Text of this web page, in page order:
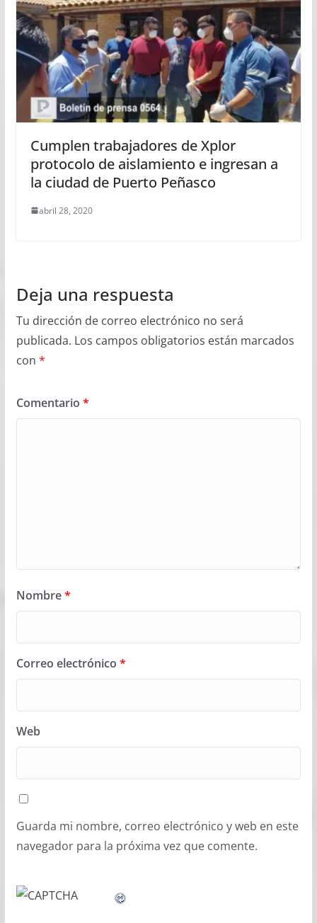
Cumplen trabajadores de Xplor
protocolo de aislamiento e ingresan a
la ciudad de Puerto Peñasco
abril 28, 2020
Deja una respuesta
Tu dirección de correo electrónico no será
publicada. Los campos obligatorios están marcados
con *
Comentario *
Nombre*
Correo electrónico *
Web
Guarda mi nombre, correo electrónico y web en este
navegador para la próxima vez que comente.